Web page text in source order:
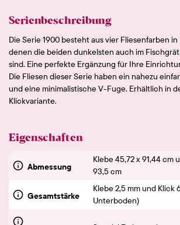
Serienbeschreibung
Die Serie 1900 besteht aus vier Fliesenfarben
denen die beiden dunkelsten auch im
sind. Eine perfekte Ergänzung für Ihre
Die Fliesen dieser Serie haben ein nahezu
und eine minimalistische V-Fuge. Erhältlich in
Klickvariante.
Eigenschaften
Abmessung
Klebe 45,72 x 91,44 cm
93,5 cm
Gesamtstärke
Klebe 2,5 mm und Klick
Unterboden)